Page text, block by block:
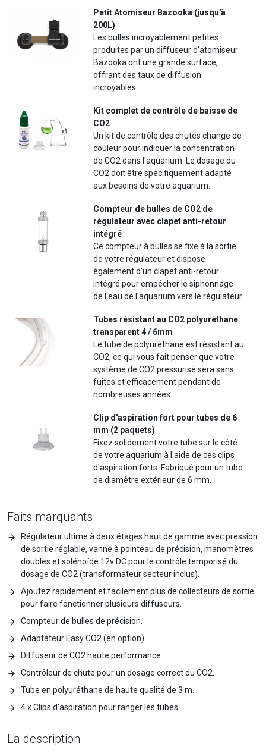
Faits marquants
Régulateur ultime à deux étages haut de gamme avec pression
de sortie réglable, vanne à pointeau de précision, manomètres
doubles et solénoïde 12v DC pour le contrôle temporisé du
dosage de CO2 (transformateur secteur inclus).
Ajoutez rapidement et facilement plus de collecteurs de sortie
pour faire fonctionner plusieurs diffuseurs.
Compteur de bulles de précision.
Adaptateur Easy CO2 (en option).
Diffuseur de CO2 haute performance.
Contrôleur de chute pour un dosage correct du CO2.
Tube en polyuréthane de haute qualité de 3 m.
4 x Clips d'aspiration pour ranger les tubes.
La description
Petit Atomiseur Bazooka (jusqu'à
200L)
Les bulles incroyablement petites
produites par un diffuseur d'atomiseur
Bazooka ont une grande surface,
offrant des taux de diffusion
incroyables.
Kit complet de contrôle de baisse de
CO2
Un kit de contrôle des chutes change de
couleur pour indiquer la concentration
de CO2 dans l'aquarium. Le dosage du
CO2 doit être spécifiquement adapté
aux besoins de votre aquarium.
Compteur de bulles de CO2 de
régulateur avec clapet anti-retour
intégré
Ce compteur à bulles se fixe à la sortie
de votre régulateur et dispose
également d'un clapet anti-retour
intégré pour empêcher le siphonnage
de l'eau de l'aquarium vers le régulateur.
Tubes résistant au CO2 polyuréthane
transparent 4 / 6mm
Le tube de polyuréthane est résistant au
CO2, ce qui vous fait penser que votre
système de CO2 pressurisé sera sans
fuites et efficacement pendant de
nombreuses années.
Clip d'aspiration fort pour tubes de 6
mm (2 paquets)
Fixez solidement votre tube sur le côté
de votre aquarium à l'aide de ces clips
d'aspiration forts. Fabriqué pour un tube
de diamètre extérieur de 6 mm.